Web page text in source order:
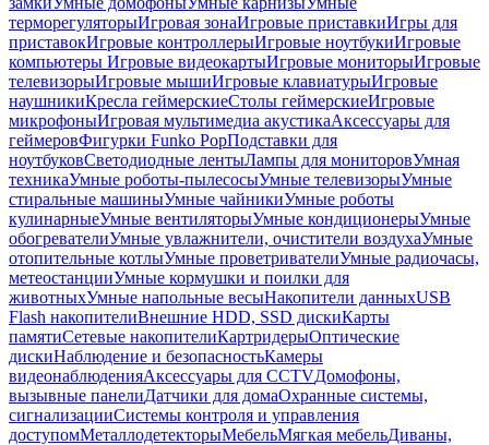
терморегуляторыИгровая зонаИгровые приставкиИгры для
приставокИгровые контроллерыИгровые ноутбукиИгровые
компьютеры Игровые видеокартыИгровые мониторыИгровые
телевизорыИгровые мышиИгровые клавиатурыИгровые
наушникиКресла геймерскиеСтолы геймерскиеИгровые
микрофоныИгровая мультимедиа акустикаАксессуары для
геймеровФигурки Funko PopПодставки для
ноутбуковСветодиодные лентыЛампы для мониторовУмная
техникаУмные роботы-пылесосыУмные телевизорыУмные
стиральные машиныУмные чайникиУмные роботы
кулинарныеУмные вентиляторыУмные кондиционерыУмные
обогревателиУмные увлажнители, очистители воздухаУмные
отопительные котлыУмные проветривателиУмные радиочасы,
метеостанцииУмные кормушки и поилки для
животныхУмные напольные весыНакопители данныхUSB
Flash накопителиВнешние HDD, SSD дискиКарты
памятиСетевые накопителиКартридерыОптические
дискиНаблюдение и безопасностьКамеры
видеонаблюденияАксессуары для CCTVДомофоны,
вызывные панелиДатчики для домаОхранные системы,
сигнализацииСистемы контроля и управления
доступомМеталлодетекторыМебельМягкая мебельДиваны,